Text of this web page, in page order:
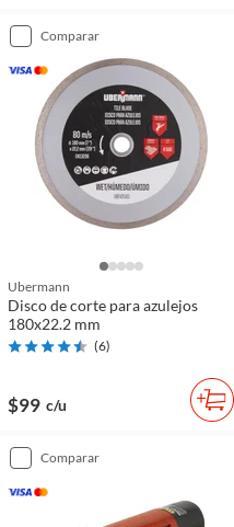
comparar
Ubermann
Disco de corte para azulejos
180x22.2 mm
(6)
$99 c/u
comparar